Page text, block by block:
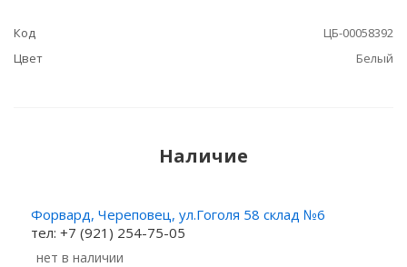
Код
ЦБ-00058392
Цвет
Белый
Наличие
Форвард, Череповец, ул.Гоголя 58 склад №6
тел: +7 (921) 254-75-05
Нет в наличии